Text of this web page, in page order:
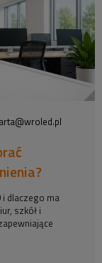
i dlaczego ma
szkół i